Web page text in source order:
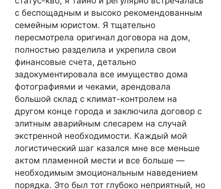
с беспощадным и высоко рекомендованным
семейным юристом. Я тщательно
пересмотрела оригинал договора на дом,
полностью разделила и укрепила свои
финансовые счета, детально
задокументировала все имущество дома
фотографиями и чеками, арендовала
большой склад с климат-контролем на
другом конце города и заключила договор с
элитным аварийным слесарем на случай
экстренной необходимости. Каждый мой
логистический шаг казался мне все меньше
актом пламенной мести и все больше —
необходимым эмоциональным наведением
порядка. Это был тот глубоко неприятный, но